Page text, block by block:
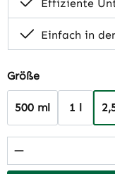
Effiziente
Einfach in
Größeauswählen
500 ml 1 l
Produkt